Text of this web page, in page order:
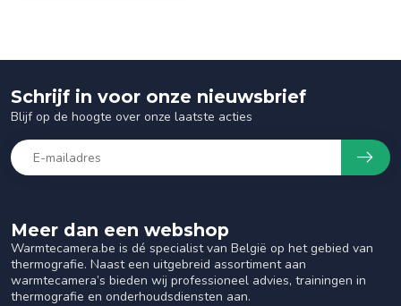
Meer dan een webshop
Warmtecamera.be is dé specialist van België op het gebied van
thermografie. Naast een uitgebreid assortiment aan
warmtecamera’s bieden wij professioneel advies, trainingen in
thermografie en onderhoudsdiensten aan.
Schrijf in voor onze nieuwsbrief
Blijf op de hoogte over onze laatste acties